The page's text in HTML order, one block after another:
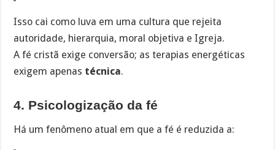
Isso cai como luva em uma cultura que rejeita
autoridade, hierarquia, moral objetiva e Igreja.
A fé cristã exige conversão; as terapias energéticas
exigem apenas técnica.
4. Psicologização da fé
Há um fenômeno atual em que a fé é reduzida a: